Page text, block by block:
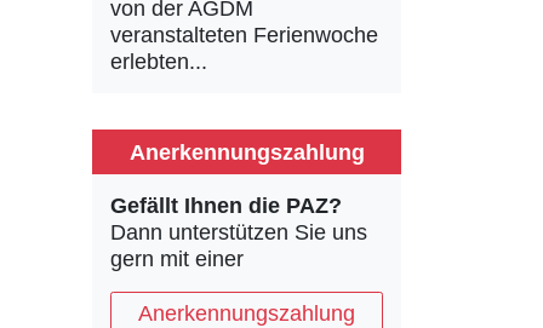
von der AGDM
veranstalteten Ferienwoche
erlebten...
Anerkennungszahlung
Gefällt Ihnen die PAZ?
Dann unterstützen Sie uns
gern mit einer
Anerkennungszahlung